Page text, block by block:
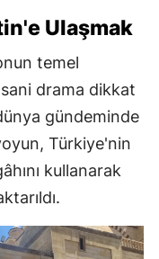
Ulaşmak
temel
drama dikkat
gündeminde
Türkiye'nin
kullanarak